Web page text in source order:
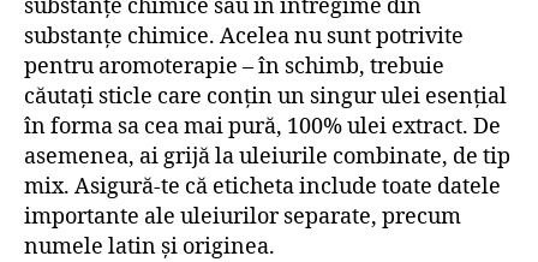
substanțe chimice sau în întregime din
substanțe chimice. Acelea nu sunt potrivite
pentru aromoterapie – în schimb, trebuie
căutați sticle care conțin un singur ulei esențial
în forma sa cea mai pură, 100% ulei extract. De
asemenea, ai grijă la uleiurile combinate, de tip
mix. Asigură-te că eticheta include toate datele
importante ale uleiurilor separate, precum
numele latin și originea.